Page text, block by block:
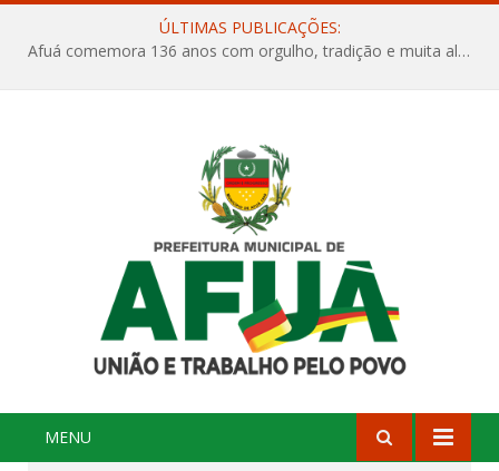
ÚLTIMAS PUBLICAÇÕES:
Afuá comemora 136 anos com orgulho, tradição e muita alegria na Quadra Dr. Nelson Salomão
MENU